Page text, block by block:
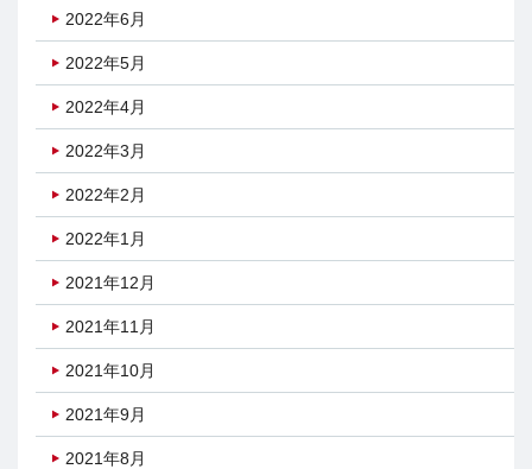
2022年6月
2022年5月
2022年4月
2022年3月
2022年2月
2022年1月
2021年12月
2021年11月
2021年10月
2021年9月
2021年8月